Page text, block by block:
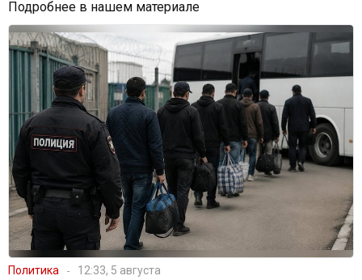
Подробнее в нашем материале
Политика 12:33, 5 августа